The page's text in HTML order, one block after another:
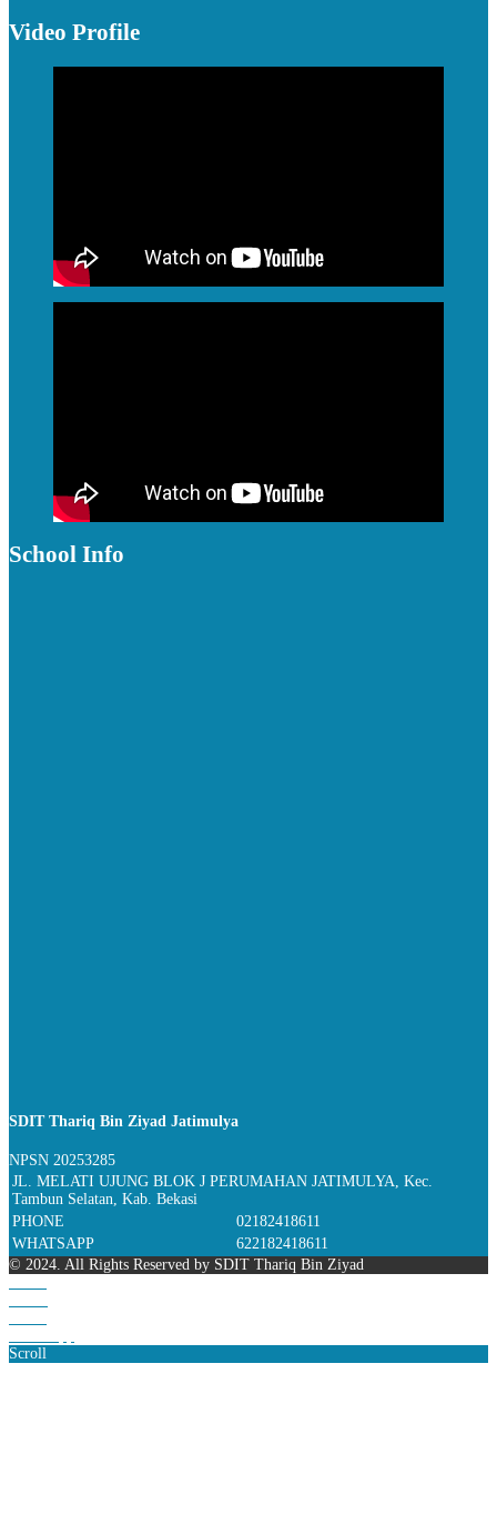
Video Profile
School Info
SDIT Thariq Bin Ziyad Jatimulya
NPSN 20253285
JL. MELATI UJUNG BLOK J PERUMAHAN JATIMULYA, Kec.
Tambun Selatan, Kab. Bekasi
PHONE
02182418611
WHATSAPP
622182418611
© 2024. All Rights Reserved by SDIT Thariq Bin Ziyad
Scroll